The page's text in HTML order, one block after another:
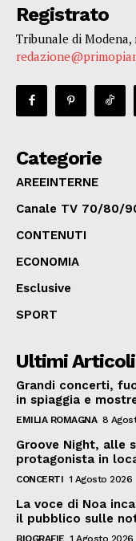
Registrato
Tribunale di Modena,
Categorie
AREEINTERNE
Canale TV 70/80/
CONTENUTI
ECONOMIA
Esclusive
SPORT
Ultimi Articoli
Grandi concerti,
in spiaggia e
EMILIA ROMAGNA 8
Groove Night, alle
protagonista in
CONCERTI 1 Agosto 2026
La voce di Noa
il pubblico sulle
BIOGRAFIE 1 Agosto 2026